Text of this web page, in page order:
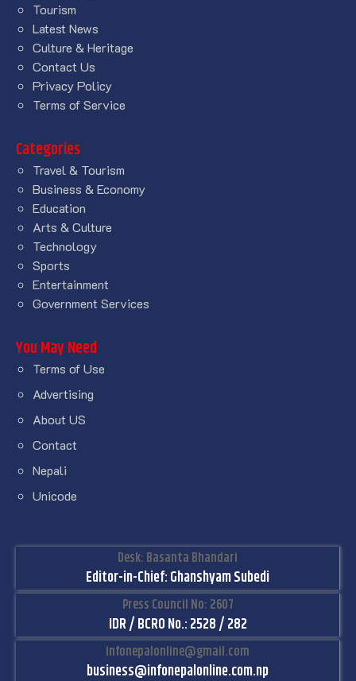
Tourism
Latest News
Culture & Heritage
Contact Us
Privacy Policy
Terms of Service
Categories
Travel & Tourism
Business & Economy
Education
Arts & Culture
Technology
Sports
Entertainment
Government Services
You May Need
Terms of Use
Advertising
About US
Contact
Nepali
Unicode
Desk: Basanta Bhandari
Editor-in-Chief: Ghanshyam Subedi
Press Council No: 2607
IDR / BCRO No.: 2528 / 282
infonepalonline@gmail.com
business@infonepalonline.com.np